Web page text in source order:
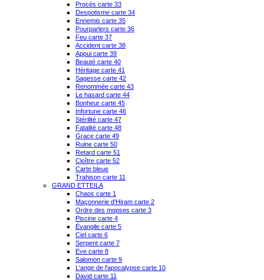
Procès carte 33
Despotisme carte 34
Ennemis carte 35
Pourparlers carte 36
Feu carte 37
Accident carte 38
Appui carte 39
Beauté carte 40
Héritage carte 41
Sagesse carte 42
Renommée carte 43
Le hasard carte 44
Bonheur carte 45
Infortune carte 46
Stérilité carte 47
Fatalité carte 48
Grace carte 49
Ruine carte 50
Retard carte 51
Cloître carte 52
Carte bleue
Trahison carte 11
GRAND ETTEILA
Chaos carte 1
Maçonnerie d'Hiram carte 2
Ordre des mopses carte 3
Piscine carte 4
Évangile carte 5
Ciel carte 6
Serpent carte 7
Eve carte 8
Salomon carte 9
L'ange de l'apocalypse carte 10
David carte 11